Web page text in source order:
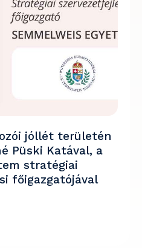
jóllét területén
Püski Katával, a
stratégiai
főigazgatójával